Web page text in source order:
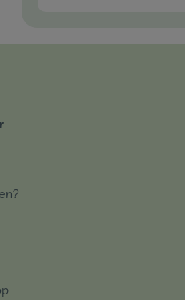
derBiobote/
www.instagram.com/
biobote.de/mailvorlage/